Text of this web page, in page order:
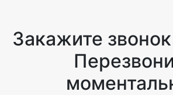
Закажите